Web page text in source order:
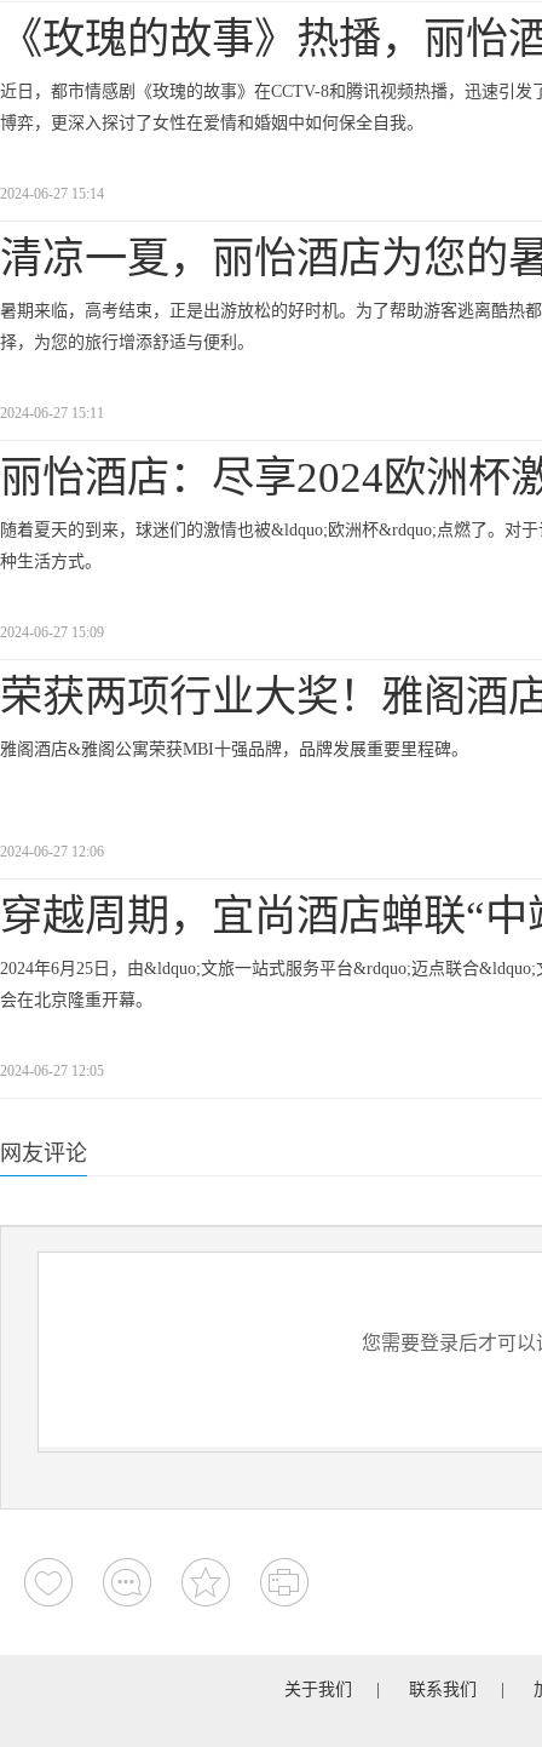
《玫瑰的故事》热播，丽怡
近日，都市情感剧《玫瑰的故事》在CCTV-8和腾讯视频热播，迅速引
博弈，更深入探讨了女性在爱情和婚姻中如何保全自我。
2024-06-27 15:14
清凉一夏，丽怡酒店为您的
暑期来临，高考结束，正是出游放松的好时机。为了帮助游客逃离酷热
择，为您的旅行增添舒适与便利。
2024-06-27 15:11
丽怡酒店：尽享2024欧洲杯
随着夏天的到来，球迷们的激情也被&ldquo;欧洲杯&rdquo;点燃了。对
种生活方式。
2024-06-27 15:09
荣获两项行业大奖！雅阁酒
雅阁酒店&雅阁公寓荣获MBI十强品牌，品牌发展重要里程碑。
2024-06-27 12:06
穿越周期，宜尚酒店蝉联“中
2024年6月25日，由&ldquo;文旅一站式服务平台&rdquo;迈点联合
会在北京隆重开幕。
2024-06-27 12:05
网友评论
您需要登录后才可以
关于我们 联系我们